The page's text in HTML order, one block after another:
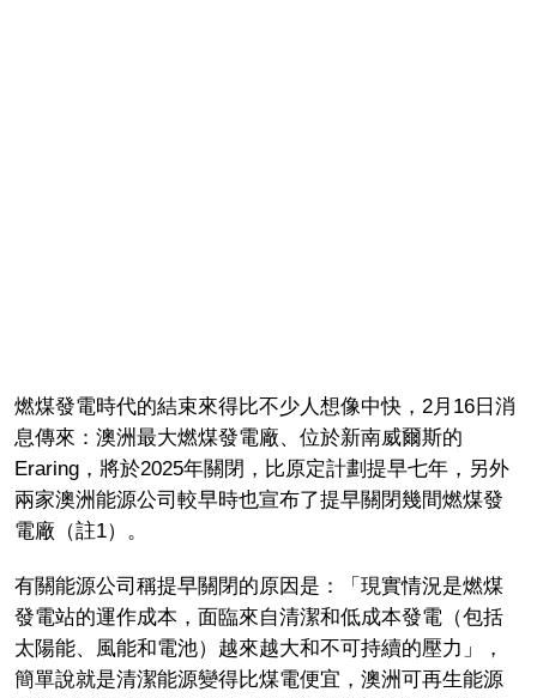
燃煤發電時代的結束來得比不少人想像中快，2月16日消
息傳來：澳洲最大燃煤發電廠、位於新南威爾斯的
Eraring，將於2025年關閉，比原定計劃提早七年，另外
兩家澳洲能源公司較早時也宣布了提早關閉幾間燃煤發
電廠（註1）。
有關能源公司稱提早關閉的原因是：「現實情況是燃煤
發電站的運作成本，面臨來自清潔和低成本發電（包括
太陽能、風能和電池）越來越大和不可持續的壓力」，
簡單說就是清潔能源變得比煤電便宜，澳洲可再生能源